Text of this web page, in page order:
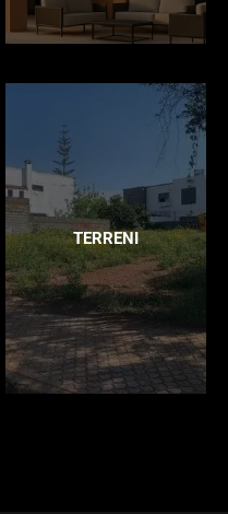
TERRENI